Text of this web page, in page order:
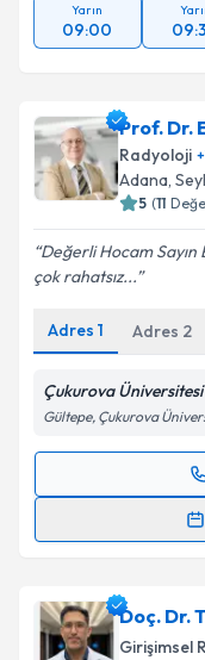
Yarın
09:00
Prof. Dr.
Radyoloji +
Adana,
5 (11
Değerli Hocam Sayın
çok rahatsız...
Adres 1 Adres 2
Çukurova Üniversitesi
Gültepe, Çukurova
Randevu
almanız için bir
bilgilendireceğiz.
Doç. Dr.
Girişimsel